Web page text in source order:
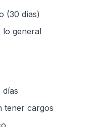
(30 días)
lo general
días
tener cargos